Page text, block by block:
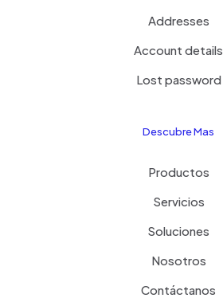
Addresses
Account details
Lost password
Descubre Mas
Productos
Servicios
Soluciones
Nosotros
Contáctanos